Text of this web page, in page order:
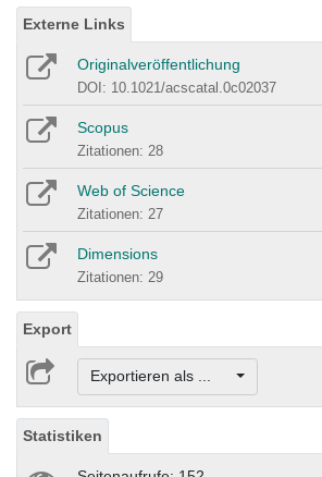
Externe Links
Originalveröffentlichung
DOI: 10.1021/acscatal.0c02037
Scopus
Zitationen: 28
Web of Science
Zitationen: 27
Dimensions
Zitationen: 29
Export
Exportieren als ...
Statistiken